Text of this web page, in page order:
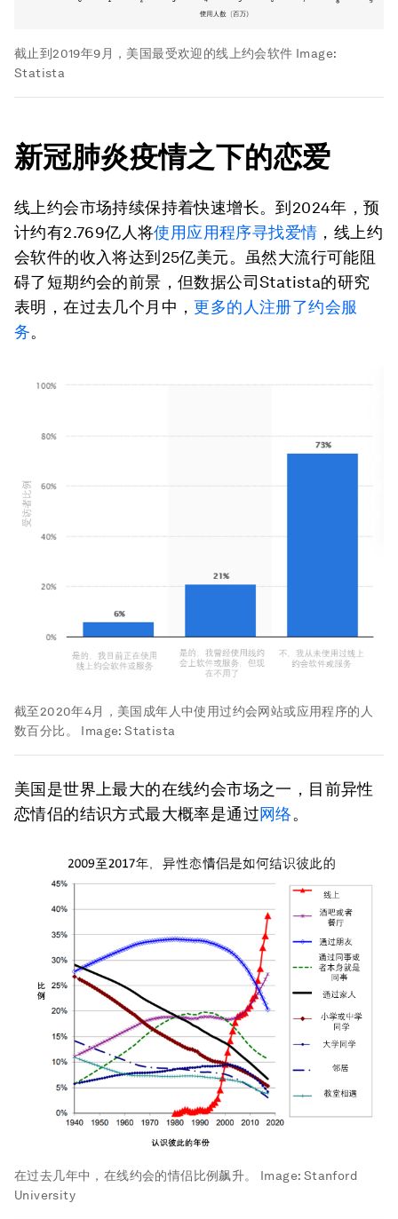
截止到2019年9月，美国最受欢迎的线上约会软件 Image:
Statista
新冠肺炎疫情之下的恋爱
线上约会市场持续保持着快速增长。到2024年，预
计约有2.769亿人将使用应用程序寻找爱情 ，线上约
会软件的收入将达到25亿美元。虽然大流行可能阻
碍了短期约会的前景，但数据公司Statista的研究
表明，在过去几个月中，更多的人注册了约会服
务。
截至2020年4月，美国成年人中使用过约会网站或应用程序的人
数百分比。
Image:Statista
美国是世界上最大的在线约会市场之一，目前异性
恋情侣的结识方式最大概率是通过网络。
在过去几年中，在线约会的情侣比例飙升。 Image: Stanford
University